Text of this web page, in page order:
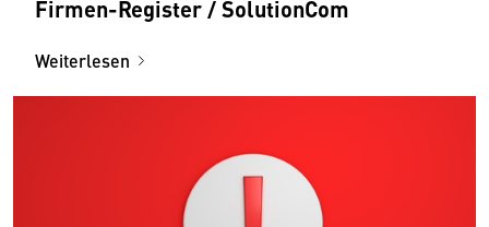
Firmen-Register / SolutionCom
Weiterlesen